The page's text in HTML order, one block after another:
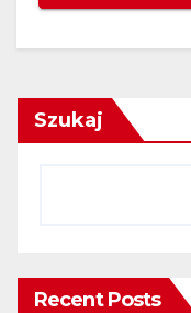
Szukaj
Recent Posts